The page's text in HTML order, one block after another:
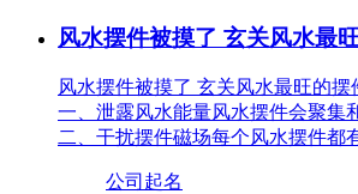
风水摆件被摸了 玄关风水最
风水摆件被摸了 玄关风水最旺的
一、泄露风水能量风水摆件会聚集
二、干扰摆件磁场每个风水摆件都
公司起名